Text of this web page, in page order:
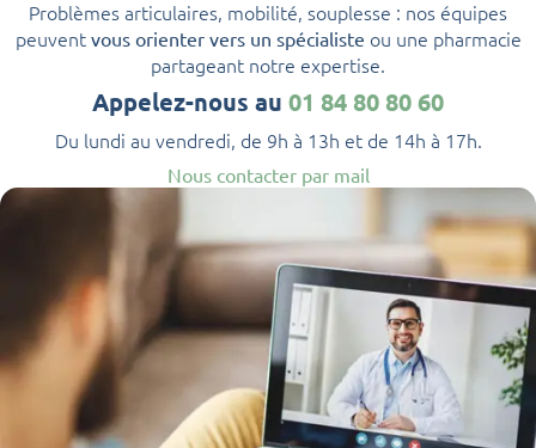
Problèmes articulaires, mobilité, souplesse : nos équipes
peuvent vous orienter vers un spécialiste ou une pharmacie
partageant notre expertise.
Appelez-nous au 01 84 80 80 60
Du lundi au vendredi, de 9h à 13h et de 14h à 17h.
Nous contacter par mail